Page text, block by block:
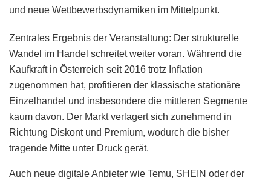
und neue Wettbewerbsdynamiken im Mittelpunkt.
Zentrales Ergebnis der Veranstaltung: Der strukturelle
Wandel im Handel schreitet weiter voran. Während die
Kaufkraft in Österreich seit 2016 trotz Inflation
zugenommen hat, profitieren der klassische stationäre
Einzelhandel und insbesondere die mittleren Segmente
kaum davon. Der Markt verlagert sich zunehmend in
Richtung Diskont und Premium, wodurch die bisher
tragende Mitte unter Druck gerät.
Auch neue digitale Anbieter wie Temu, SHEIN oder der